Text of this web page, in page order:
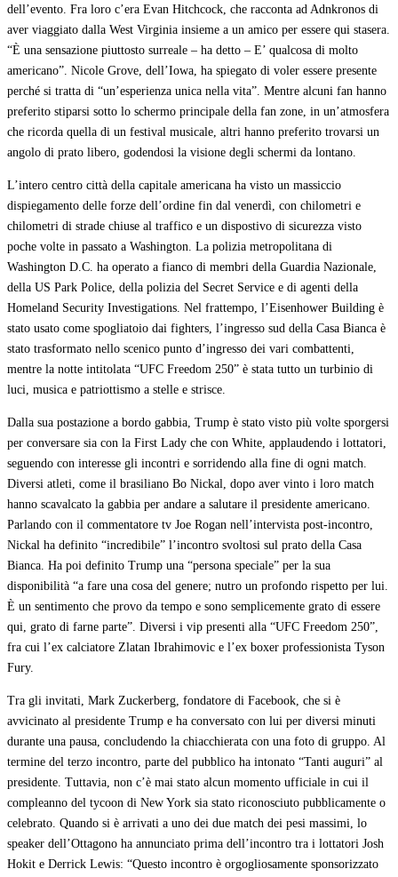
dell’evento. Fra loro c’era Evan Hitchcock, che racconta ad Adnkronos di
aver viaggiato dalla West Virginia insieme a un amico per essere qui stasera.
“È una sensazione piuttosto surreale – ha detto – E’ qualcosa di molto
americano”. Nicole Grove, dell’Iowa, ha spiegato di voler essere presente
perché si tratta di “un’esperienza unica nella vita”. Mentre alcuni fan hanno
preferito stiparsi sotto lo schermo principale della fan zone, in un’atmosfera
che ricorda quella di un festival musicale, altri hanno preferito trovarsi un
angolo di prato libero, godendosi la visione degli schermi da lontano.
L’intero centro città della capitale americana ha visto un massiccio
dispiegamento delle forze dell’ordine fin dal venerdì, con chilometri e
chilometri di strade chiuse al traffico e un dispostivo di sicurezza visto
poche volte in passato a Washington. La polizia metropolitana di
Washington D.C. ha operato a fianco di membri della Guardia Nazionale,
della US Park Police, della polizia del Secret Service e di agenti della
Homeland Security Investigations. Nel frattempo, l’Eisenhower Building è
stato usato come spogliatoio dai fighters, l’ingresso sud della Casa Bianca è
stato trasformato nello scenico punto d’ingresso dei vari combattenti,
mentre la notte intitolata “UFC Freedom 250” è stata tutto un turbinio di
luci, musica e patriottismo a stelle e strisce.
Dalla sua postazione a bordo gabbia, Trump è stato visto più volte sporgersi
per conversare sia con la First Lady che con White, applaudendo i lottatori,
seguendo con interesse gli incontri e sorridendo alla fine di ogni match.
Diversi atleti, come il brasiliano Bo Nickal, dopo aver vinto i loro match
hanno scavalcato la gabbia per andare a salutare il presidente americano.
Parlando con il commentatore tv Joe Rogan nell’intervista post-incontro,
Nickal ha definito “incredibile” l’incontro svoltosi sul prato della Casa
Bianca. Ha poi definito Trump una “persona speciale” per la sua
disponibilità “a fare una cosa del genere; nutro un profondo rispetto per lui.
È un sentimento che provo da tempo e sono semplicemente grato di essere
qui, grato di farne parte”. Diversi i vip presenti alla “UFC Freedom 250”,
fra cui l’ex calciatore Zlatan Ibrahimovic e l’ex boxer professionista Tyson
Fury.
Tra gli invitati, Mark Zuckerberg, fondatore di Facebook, che si è
avvicinato al presidente Trump e ha conversato con lui per diversi minuti
durante una pausa, concludendo la chiacchierata con una foto di gruppo. Al
termine del terzo incontro, parte del pubblico ha intonato “Tanti auguri” al
presidente. Tuttavia, non c’è mai stato alcun momento ufficiale in cui il
compleanno del tycoon di New York sia stato riconosciuto pubblicamente o
celebrato. Quando si è arrivati a uno dei due match dei pesi massimi, lo
speaker dell’Ottagono ha annunciato prima dell’incontro tra i lottatori Josh
Hokit e Derrick Lewis: “Questo incontro è orgogliosamente sponsorizzato